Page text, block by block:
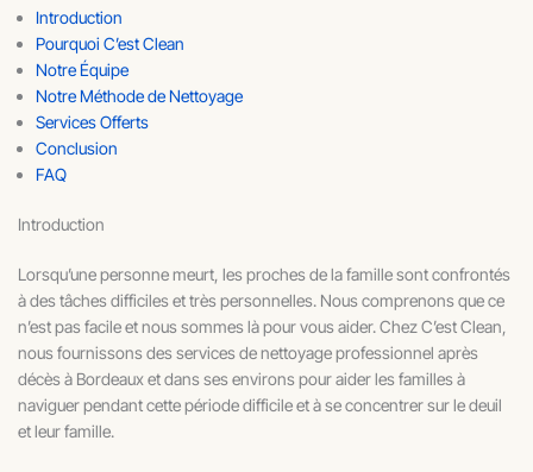
Introduction
Pourquoi C’est Clean
Notre Équipe
Notre Méthode de Nettoyage
Services Offerts
Conclusion
FAQ
Introduction
Lorsqu’une personne meurt, les proches de la famille sont confrontés
à des tâches difficiles et très personnelles. Nous comprenons que ce
n’est pas facile et nous sommes là pour vous aider. Chez C’est Clean,
nous fournissons des services de nettoyage professionnel après
décès à Bordeaux et dans ses environs pour aider les familles à
naviguer pendant cette période difficile et à se concentrer sur le deuil
et leur famille.